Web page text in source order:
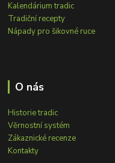
Kalendárium tradic
Tradiční recepty
Nápady pro šikovné ruce
O nás
Historie tradic
Věrnostní systém
Zákaznické recenze
Kontakty